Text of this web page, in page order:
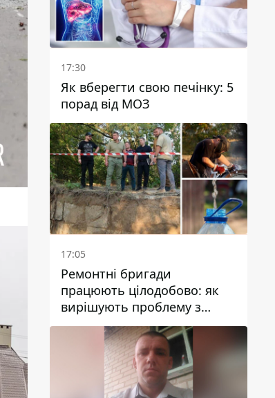
17:30
Як вберегти свою печінку: 5
порад від МОЗ
17:05
Ремонтні бригади
працюють цілодобово: як
вирішують проблему з
водою у Марганецькій
громаді